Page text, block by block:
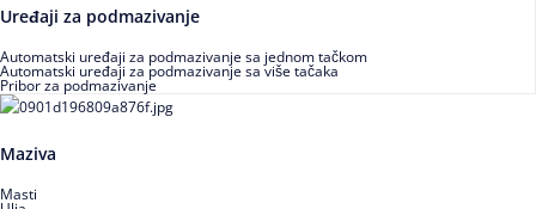
Uređaji za podmazivanje
Automatski uređaji za podmazivanje sa jednom tačkom
Automatski uređaji za podmazivanje sa više tačaka
Pribor za podmazivanje
Maziva
Masti